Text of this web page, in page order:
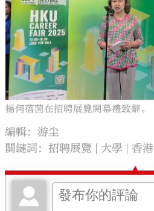
楊何蓓茵在招聘展覽開幕禮致辭。
編輯：游尘
關鍵詞：招聘展覽 大學 香港